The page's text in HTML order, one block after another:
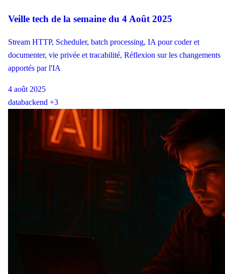
Veille tech de la semaine du 4 Août 2025
Stream HTTP, Scheduler, batch processing, IA pour coder et
documenter, vie privée et tracabilité, Réflexion sur les changements
apportés par l'IA
4 août 2025
databackend +3